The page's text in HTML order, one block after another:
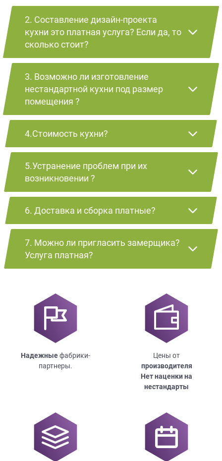
2. Составление дизайн-проекта
кухни это платная услуга? Если да, то
сколько стоит?
3. Возможно ли изготовление
нестандартной кухни под размер
помещения ?
4.Стоимость кухни?
5.Устранение проблем при их
возникновении ?
6. Доставка и сборка платные?
7. Можно ли пригласить замерщика?
Услуга платная?
Надежныефабрики-
партнеры.
Цены от
производителя
Нет наценки на
нестандарты